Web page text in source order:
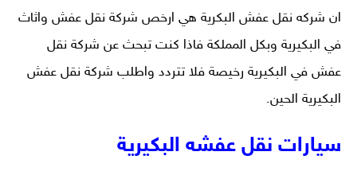
ان شركه نقل عفش البكرية هي ارخص شركة نقل عفش واثاث
في البكيرية وبكل المملكة فاذا كنت تبحث عن شركة نقل
عفش في البكيرية رخيصة فلا تتردد واطلب شركة نقل عفش
البكيرية الحين.
سيارات نقل عفشه البكيرية